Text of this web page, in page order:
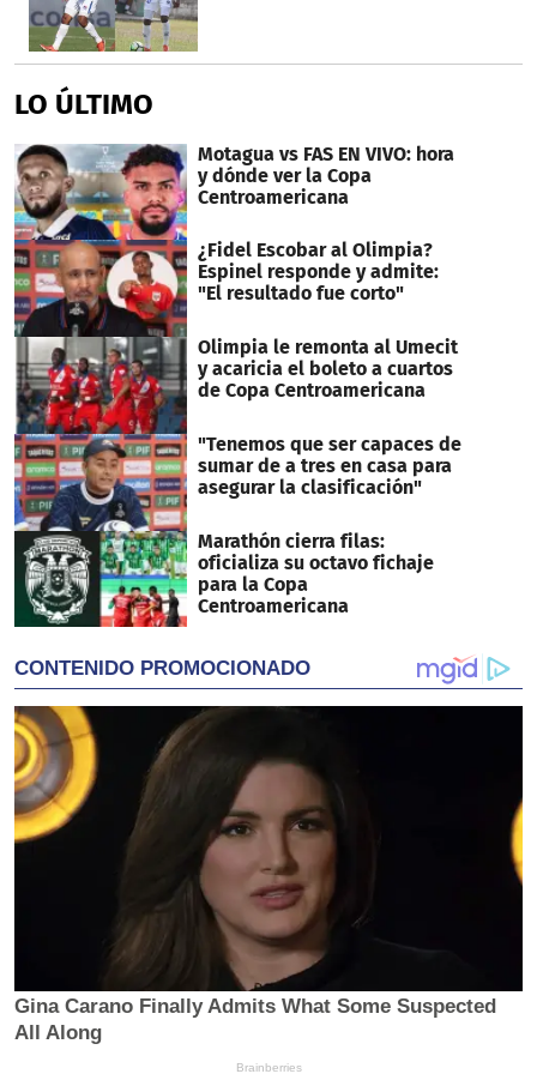
LO ÚLTIMO
Motagua vs FAS EN VIVO: hora
y dónde ver la Copa
Centroamericana
¿Fidel Escobar al Olimpia?
Espinel responde y admite:
"El resultado fue corto"
Olimpia le remonta al Umecit
y acaricia el boleto a cuartos
de Copa Centroamericana
"Tenemos que ser capaces de
sumar de a tres en casa para
asegurar la clasificación"
Marathón cierra filas:
oficializa su octavo fichaje
para la Copa
Centroamericana